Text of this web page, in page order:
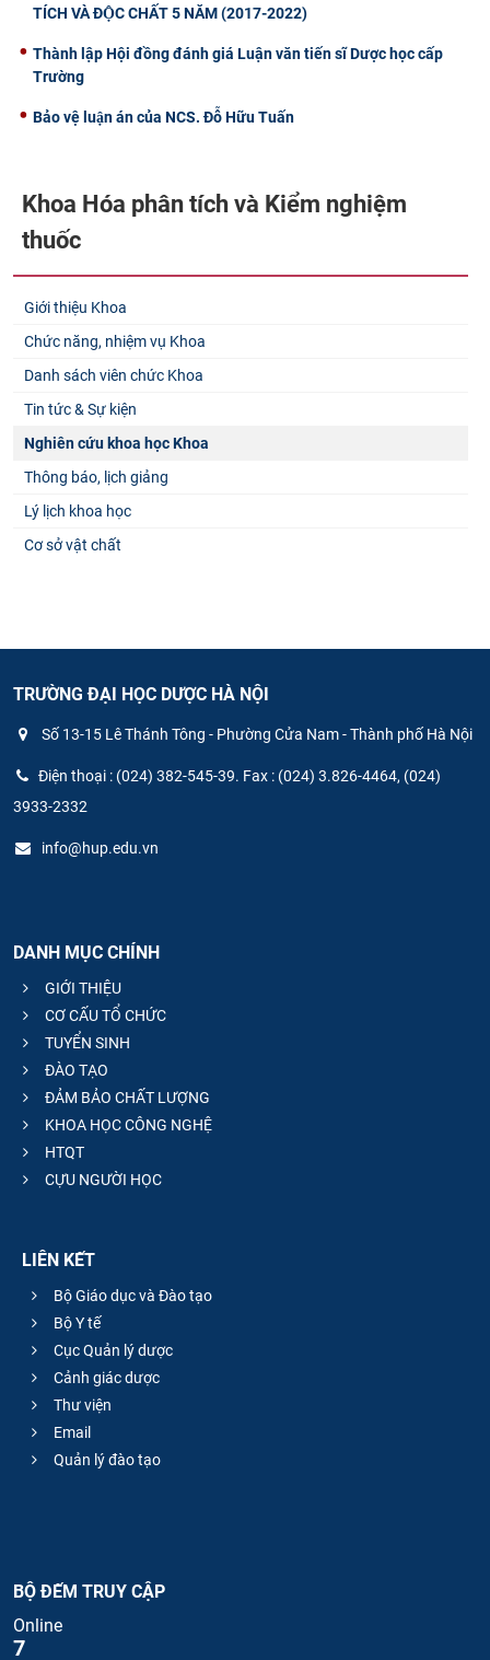
TÍCH VÀ ĐỘC CHẤT 5 NĂM (2017-2022)
Thành lập Hội đồng đánh giá Luận văn tiến sĩ Dược học cấp
Trường
Bảo vệ luận án của NCS. Đỗ Hữu Tuấn
Khoa Hóa phân tích và Kiểm nghiệm
thuốc
Giới thiệu Khoa
Chức năng, nhiệm vụ Khoa
Danh sách viên chức Khoa
Tin tức & Sự kiện
Nghiên cứu khoa học Khoa
Thông báo, lịch giảng
Lý lịch khoa học
Cơ sở vật chất
TRƯỜNG ĐẠI HỌC DƯỢC HÀ NỘI
Số 13-15 Lê Thánh Tông - Phường Cửa Nam - Thành phố Hà Nội
Điện thoại : (024) 382-545-39. Fax : (024) 3.826-4464, (024)
3933-2332
info@hup.edu.vn
DANH MỤC CHÍNH
GIỚI THIỆU
CƠ CẤU TỔ CHỨC
TUYỂN SINH
ĐÀO TẠO
ĐẢM BẢO CHẤT LƯỢNG
KHOA HỌC CÔNG NGHỆ
HTQT
CỰU NGƯỜI HỌC
LIÊN KẾT
Bộ Giáo dục và Đào tạo
Bộ Y tế
Cục Quản lý dược
Cảnh giác dược
Thư viện
Email
Quản lý đào tạo
BỘ ĐẾM TRUY CẬP
Online
7